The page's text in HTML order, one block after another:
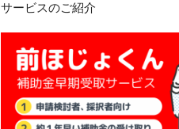
サービスのご紹介